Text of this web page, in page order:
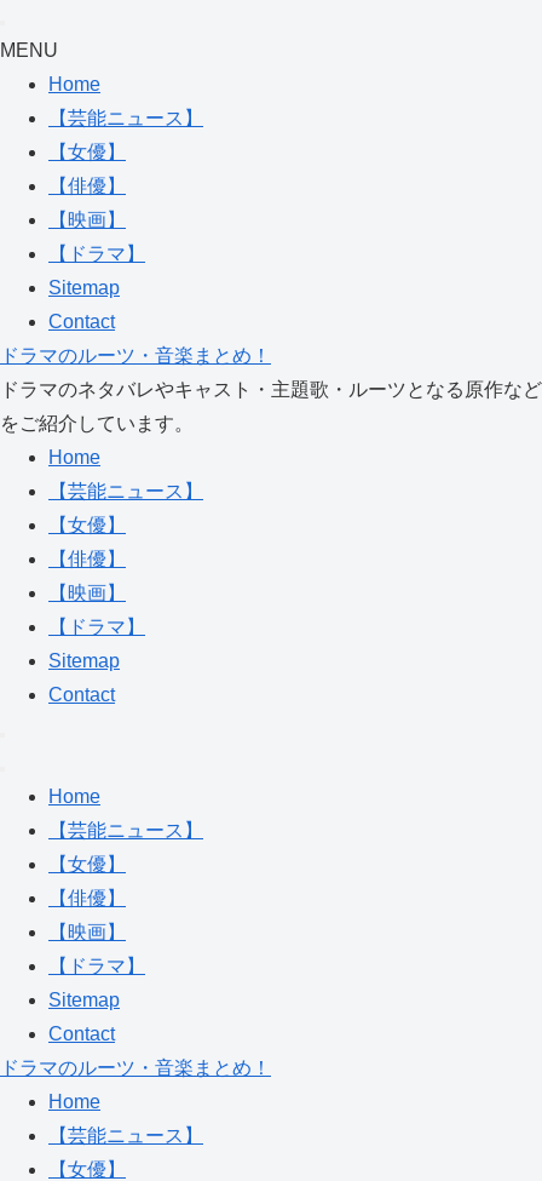
MENU
Home
【芸能ニュース】
【女優】
【俳優】
【映画】
【ドラマ】
Sitemap
Contact
ドラマのルーツ・音楽まとめ！
ドラマのネタバレやキャスト・主題歌・ルーツとなる原作など
をご紹介しています。
Home
【芸能ニュース】
【女優】
【俳優】
【映画】
【ドラマ】
Sitemap
Contact
Home
【芸能ニュース】
【女優】
【俳優】
【映画】
【ドラマ】
Sitemap
Contact
ドラマのルーツ・音楽まとめ！
Home
【芸能ニュース】
【女優】